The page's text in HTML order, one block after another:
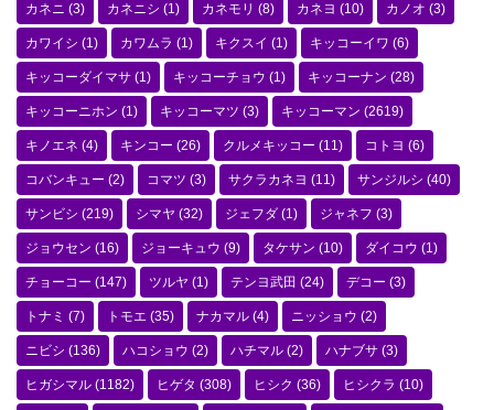
カネニ (3) カネニシ (1) カネモリ (8) カネヨ (10) カノオ (3)
カワイシ (1) カワムラ (1) キクスイ (1) キッコーイワ (6)
キッコーダイマサ (1) キッコーチョウ (1) キッコーナン (28)
キッコーニホン (1) キッコーマツ (3) キッコーマン (2619)
キノエネ (4) キンコー (26) クルメキッコー (11) コトヨ (6)
コバンキュー (2) コマツ (3) サクラカネヨ (11) サンジルシ (40)
サンビシ (219) シマヤ (32) ジェフダ (1) ジャネフ (3)
ジョウセン (16) ジョーキュウ (9) タケサン (10) ダイコウ (1)
チョーコー (147) ツルヤ (1) テンヨ武田 (24) デコー (3)
トナミ (7) トモエ (35) ナカマル (4) ニッショウ (2)
ニビシ (136) ハコショウ (2) ハチマル (2) ハナブサ (3)
ヒガシマル (1182) ヒゲタ (308) ヒシク (36) ヒシクラ (10)